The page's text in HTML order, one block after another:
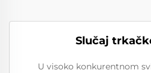
Slučaj
U visoko konkurentnom